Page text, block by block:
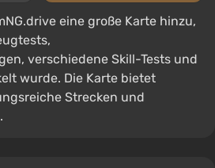
eine große Karte hinzu,
verschiedene Skill-Tests und
wurde. Die Karte bietet
Strecken und